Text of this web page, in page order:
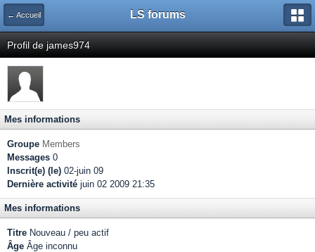
← Accueil LS forums
Profil de james974
Mes informations
Groupe Members
Messages 0
Inscrit(e) (le) 02-juin 09
Dernière activité juin 02 2009 21:35
Mes informations
Titre Nouveau / peu actif
Âge Âge inconnu